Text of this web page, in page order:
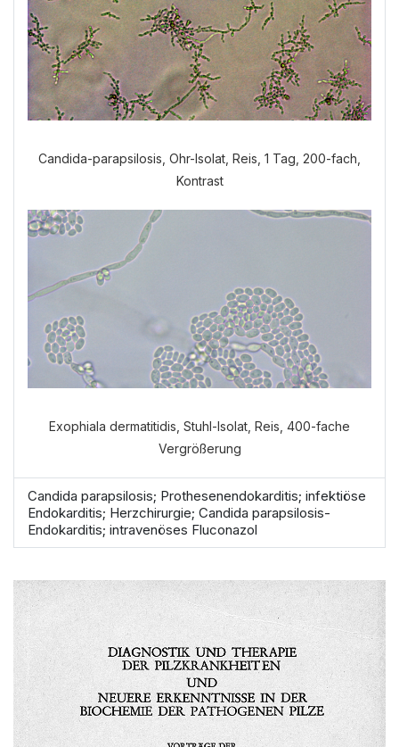
Candida-parapsilosis, Ohr-Isolat, Reis, 1 Tag, 200-fach,
Kontrast
Exophiala dermatitidis, Stuhl-Isolat, Reis, 400-fache
Vergrößerung
Candida parapsilosis; Prothesenendokarditis; infektiöse
Endokarditis; Herzchirurgie; Candida parapsilosis-
Endokarditis; intravenöses Fluconazol
Welche Anamnese möchten Sie
VERDAUUNGSANAMNESE
NORMALE ANAMNESE